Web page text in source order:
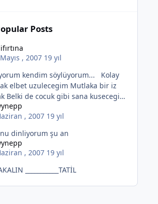
Posts
, 2007 19 yıl
kendim söylüyorum... Kolay
uzulecegim Mutlaka bir iz
Dokunup birer birer
sevdigin esyalara Hatt
, 2007 19 yıl
dinliyorum şu an
, 2007 19 yıl
___________TATİL